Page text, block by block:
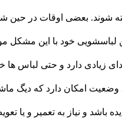
شوند. بعضی اوقات در حین
لباسشویی خود با این مشکل
زیادی دارد و حتی لباس
وضعیت امکان دارد که دیگ
باشد و نیاز به تعمیر و یا